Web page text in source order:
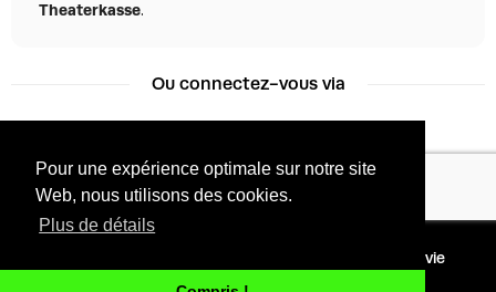
Pour une expérience optimale sur notre site
Web, nous utilisons des cookies.
Plus de détails
Theaterkasse.
Ou connectez-vous via
Facebook
Tixly
Protection de la vie